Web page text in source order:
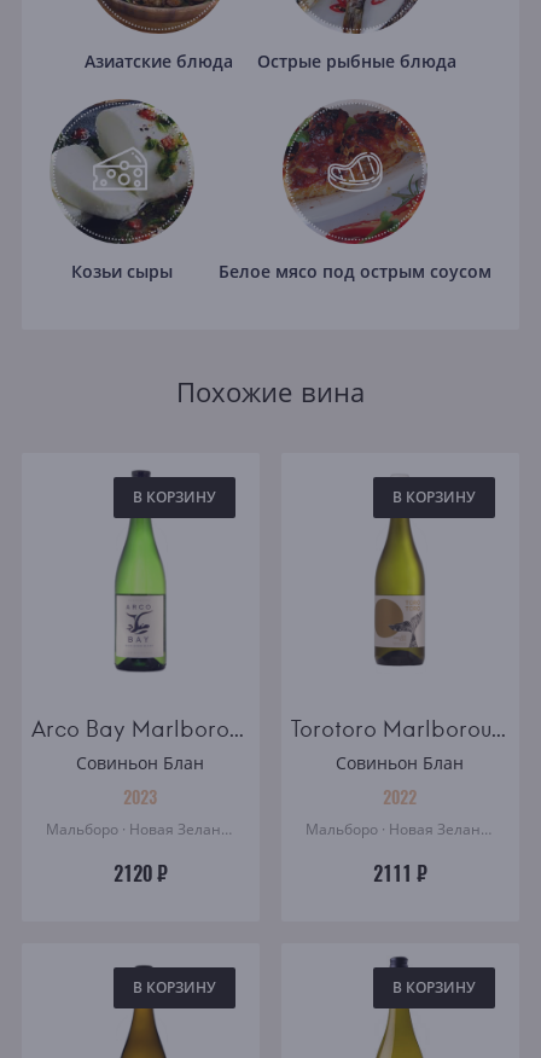
Азиатские блюда Острые рыбные блюда
Козьи сыры Белое мясо под острым соусом
Похожие вина
В КОРЗИНУ
Arco Bay Marlborough Sauvignon Blanc
Совиньон Блан
2023
Мальборо · Новая Зеландия
2120 ₽
В КОРЗИНУ
Torotoro Marlborough Sauvignon Blanc
Совиньон Блан
2022
Мальборо · Новая Зеландия
2111 ₽
В КОРЗИНУ В КОРЗИНУ